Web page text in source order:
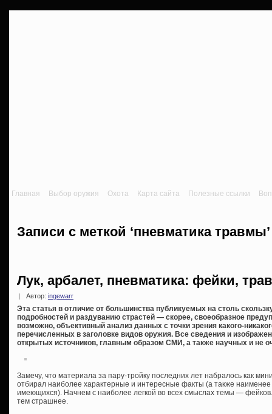
Главная Выбор оружия Охота Карта сайта Полезные ссылки
Записи с меткой ‘пневматика травмы’
Лук, арбалет, пневматика: фейки,
Автор: ingewarr
Эта статья в отличие от большинства публикуемых на столь
подробностей и раздуванию страстей — скорее, своеобразное
возможно, объективный анализ данных с точки зрения какого-
перечисленных в заголовке видов оружия. Все сведения и
открытых источников, главным образом СМИ, а также научных и не
Замечу, что материала за пару-тройку последних лет набралось как
отбирал наиболее характерные и интересные факты (а также
имеющихся). Начнем с наиболее легкой во всех смыслах темы —
тем страшнее.